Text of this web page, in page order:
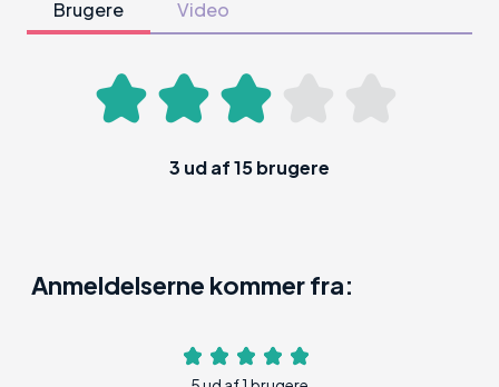
Brugere Video
3 ud af15brugere
Anmeldelserne kommer fra: